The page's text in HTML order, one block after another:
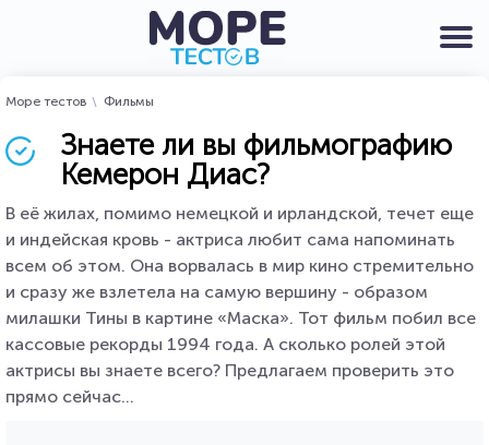
Море тестов Фильмы
Знаете ли вы фильмографию
Кемерон Диас?
В её жилах, помимо немецкой и ирландской, течет еще
и индейская кровь - актриса любит сама напоминать
всем об этом. Она ворвалась в мир кино стремительно
и сразу же взлетела на самую вершину - образом
милашки Тины в картине «Маска». Тот фильм побил все
кассовые рекорды 1994 года. А сколько ролей этой
актрисы вы знаете всего? Предлагаем проверить это
прямо сейчас...